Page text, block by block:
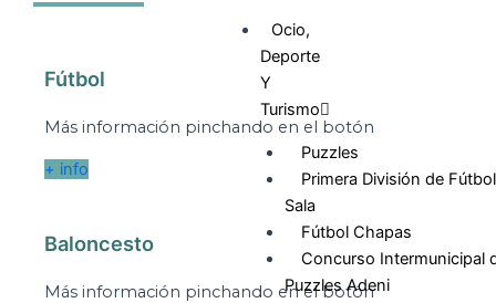
Ocio,
Deporte
Y
Turismo
Puzzles
Primera División de Fútbol
Sala
Fútbol Chapas
Concurso Intermunicipal
Puzzles Adeni
Fútbol
Más información pinchando en el botón
+ info
Baloncesto
Más información pinchando en el botón